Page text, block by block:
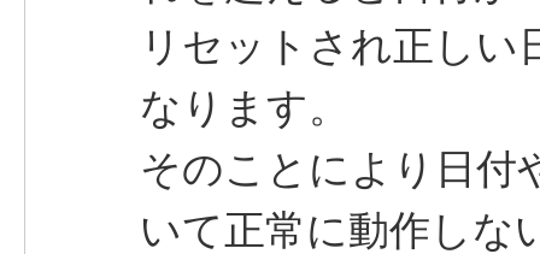
リセットされ正し
なります。
そのことにより日付
いて正常に動作しな